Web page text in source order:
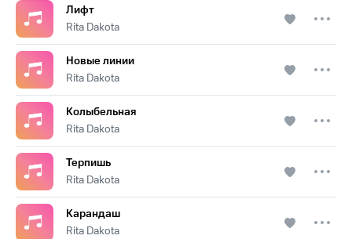
Лифт
Rita Dakota
Новые линии
Rita Dakota
Колыбельная
Rita Dakota
Терпишь
Rita Dakota
Карандаш
Rita Dakota